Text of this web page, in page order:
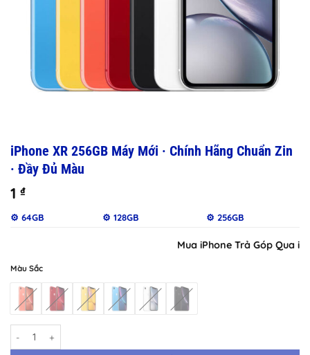
iPhone XR 256GB Máy Mới · Chính Hãng Chuẩn Zin
· Đầy Đủ Màu
1 ₫
⚙️ 64GB ⚙️ 128GB ⚙️ 256GB
Mua iPhone Trả Góp Qua
Màu Sắc
iPhone XR 256GB Máy Mới · Chính Hãng Chuẩn Zin · Đầy Đủ Màu số